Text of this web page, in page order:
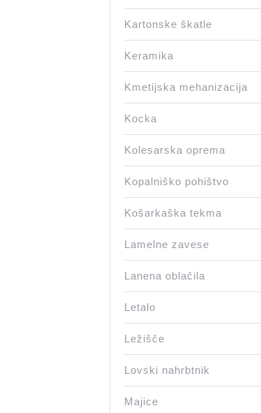
Kartonske škatle
Keramika
Kmetijska mehanizacija
Kocka
Kolesarska oprema
Kopalniško pohištvo
Košarkaška tekma
Lamelne zavese
Lanena oblačila
Letalo
Ležišče
Lovski nahrbtnik
Majice